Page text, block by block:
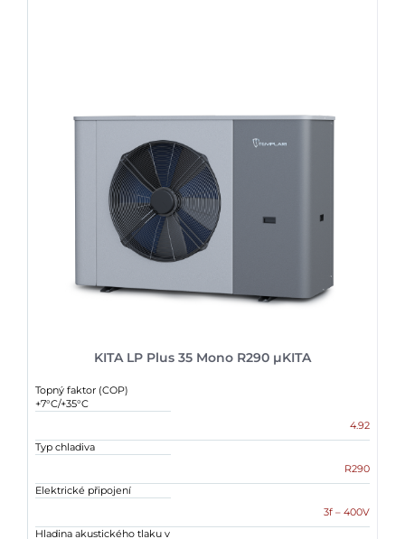
KITA LP Plus 35 Mono R290 µKITA
Topný faktor (COP)
+7°C/+35°C
4.92
Typ chladiva
R290
Elektrické připojení
3f – 400V
Hladina akustického tlaku v